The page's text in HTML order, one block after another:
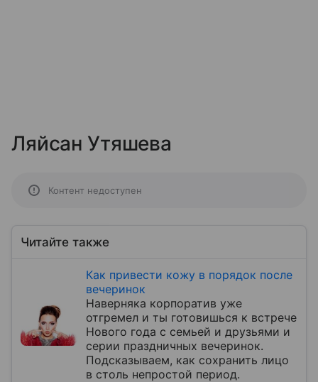
Ляйсан Утяшева
Контент недоступен
Читайте также
Как привести кожу в порядок после
вечеринок
Наверняка корпоратив уже
отгремел и ты готовишься к встрече
Нового года с семьей и друзьями и
серии праздничных вечеринок.
Подсказываем, как сохранить лицо
в столь непростой период.